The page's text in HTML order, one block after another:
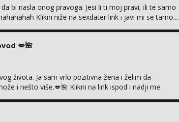
bi nasla onog pravoga. Jesi li ti moj pravi, ili te samo
Klikni niže na sexdater link i javi mi se tamo....
💋🌺
života. Ja sam vrlo pozitivna žena i želim da
i nešto više.💋🌺 Klikni na link ispod i nadji me